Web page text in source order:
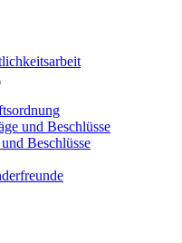
und Beschlüsse
Beschlüsse